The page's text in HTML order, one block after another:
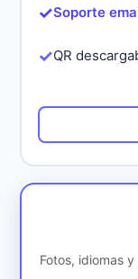
✓Soporte
✓QR
Fotos, idiomas